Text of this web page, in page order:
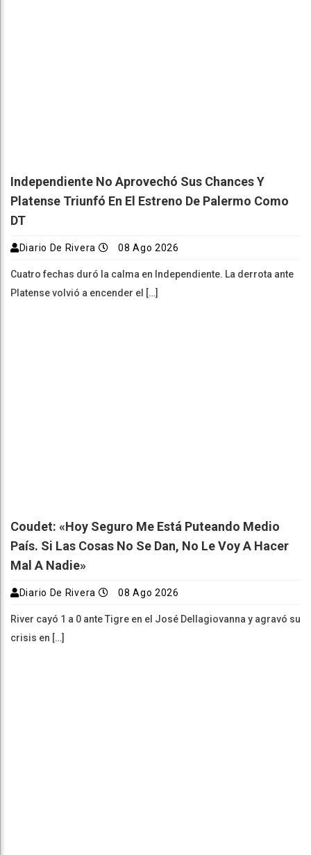
Independiente No Aprovechó Sus Chances Y
Platense Triunfó En El Estreno De Palermo Como
DT
Diario De Rivera 08 Ago 2026
Cuatro fechas duró la calma en Independiente. La derrota ante
Platense volvió a encender el […]
Coudet: «Hoy Seguro Me Está Puteando Medio
País. Si Las Cosas No Se Dan, No Le Voy A Hacer
Mal A Nadie»
Diario De Rivera 08 Ago 2026
River cayó 1 a 0 ante Tigre en el José Dellagiovanna y agravó su
crisis en […]